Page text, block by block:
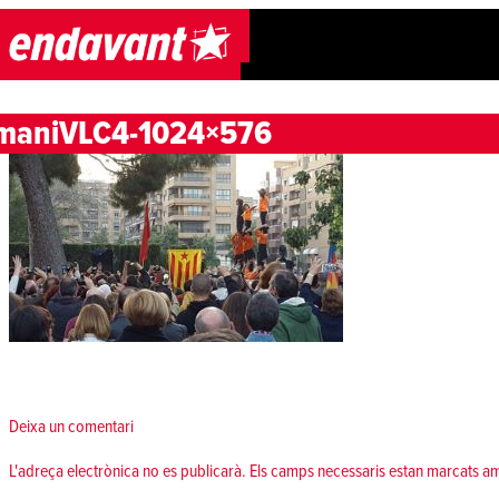
Skip to content
1024×576
Deixa un comentari
L'adreça electrònica no es publicarà. Els camps necessaris estan marcats